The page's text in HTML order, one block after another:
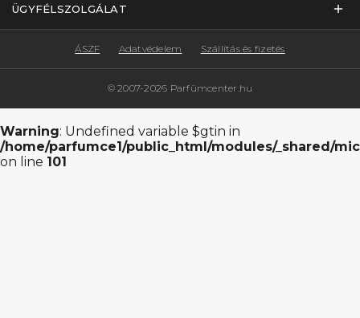
ÜGYFÉLSZOLGÁLAT
© 2007-2026 Parfümcenter.hu
ÁSZF Adatvédelem Szállítás és fizetés
Warning: Undefined variable $gtin in
/home/parfumce1/public_html/modules/_shared/
on line 101